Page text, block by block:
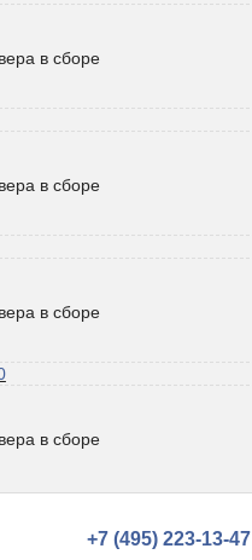
в сборе
в сборе
в сборе
в сборе
+7 (495) 223-13-47